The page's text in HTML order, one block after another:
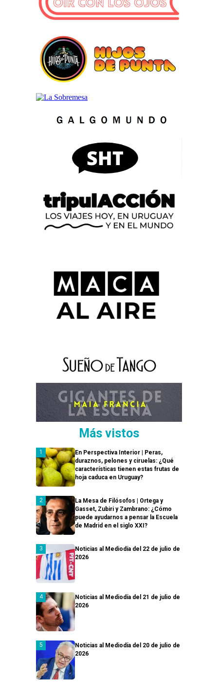
Más vistos
En Perspectiva Interior | Peras,
duraznos, pelones y ciruelas: ¿Qué
características tienen estas frutas de
hoja caduca en Uruguay?
La Mesa de Filósofos | Ortega y
Gasset, Zubiri y Zambrano: ¿Cómo
puede ayudarnos a pensar la Escuela
de Madrid en el siglo XXI?
Noticias al Mediodía del 22 de julio de
2026
Noticias al Mediodía del 21 de julio de
2026
Noticias al Mediodía del 20 de julio de
2026